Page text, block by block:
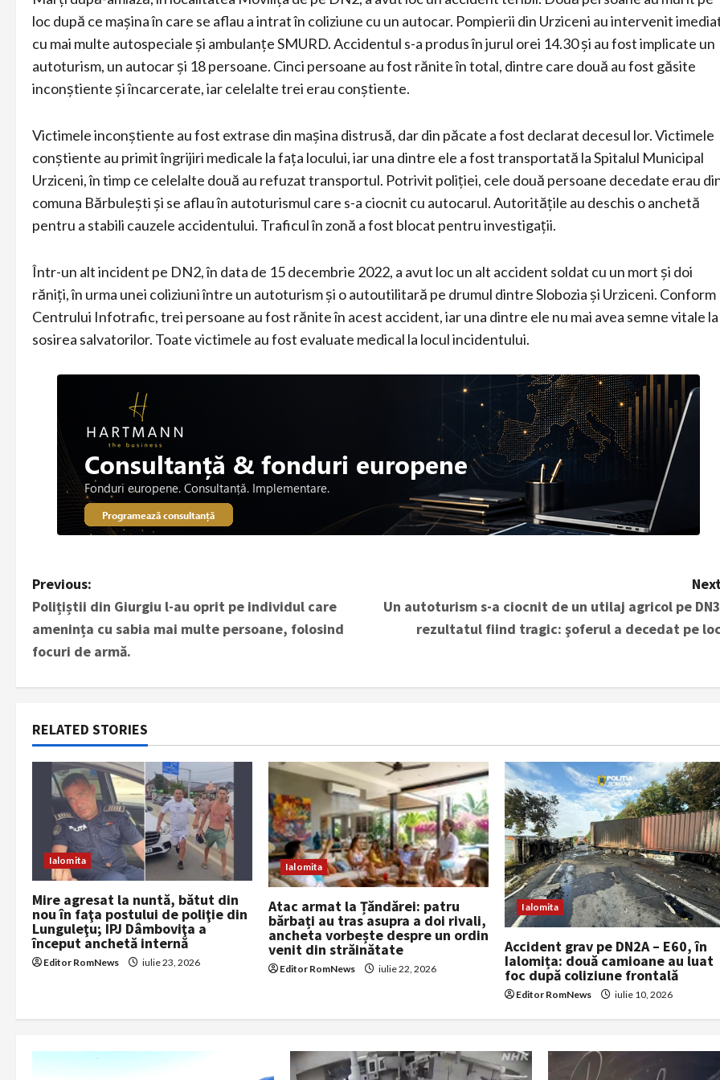
loc după ce mașina în care se aflau a intrat în coliziune cu un autocar. Pompierii din Urziceni au intervenit
cu mai multe autospeciale și ambulanțe SMURD. Accidentul s-a produs în jurul orei 14.30 și au fost implicate un
autoturism, un autocar și 18 persoane. Cinci persoane au fost rănite în total, dintre care două au fost găsite
inconștiente și încarcerate, iar celelalte trei erau conștiente.
Victimele inconștiente au fost extrase din mașina distrusă, dar din păcate a fost declarat decesul lor. Victimele
conștiente au primit îngrijiri medicale la fața locului, iar una dintre ele a fost transportată la Spitalul Municipal
Urziceni, în timp ce celelalte două au refuzat transportul. Potrivit poliției, cele două persoane decedate erau
comuna Bărbulești și se aflau în autoturismul care s-a ciocnit cu autocarul. Autoritățile au deschis o anchetă
pentru a stabili cauzele accidentului. Traficul în zonă a fost blocat pentru investigații.
Într-un alt incident pe DN2, în data de 15 decembrie 2022, a avut loc un alt accident soldat cu un mort și doi
răniți, în urma unei coliziuni între un autoturism și o autoutilitară pe drumul dintre Slobozia și Urziceni. Conform
Centrului Infotrafic, trei persoane au fost rănite în acest accident, iar una dintre ele nu mai avea semne vitale la
sosirea salvatorilor. Toate victimele au fost evaluate medical la locul incidentului.
P
o
s
t
n
a
a
t
i
n
Previous:
Polițiștii din Giurgiu l-au oprit pe individul care
amenința cu sabia mai multe persoane, folosind
focuri de armă.
Un autoturism s-a ciocnit de un utilaj agricol pe
rezultatul fiind tragic: şoferul a decedat pe
RELATED STORIES
Ialomita
Mire agresat la nuntă, bătut din
nou în faţa postului de poliţie din
Lunguleţu; IPJ Dâmboviţa a
început anchetă internă
Editor RomNews iulie 23, 2026
Ialomita
Atac armat la Țăndărei: patru
bărbați au tras asupra a doi rivali,
ancheta vorbește despre un ordin
venit din străinătate
Editor RomNews iulie 22, 2026
Ialomita
Accident grav pe DN2A – E60, în
Ialomița: două camioane au luat
foc după coliziune frontală
Editor RomNews iulie 10, 2026